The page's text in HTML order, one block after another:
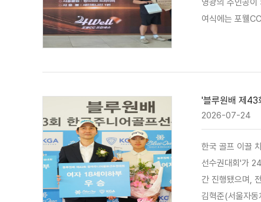
영광의 주인공
여식에는 포웰
'블루원배 제43
2026-07-24
한국 골프 이끌 차세대 유망주 탄
선수권대회'가 24일 성황리에 막을 내렸다. 블루원(대표 윤세
간 진행됐으며, 전국의
김혁준(서울자동차고2)과 여자